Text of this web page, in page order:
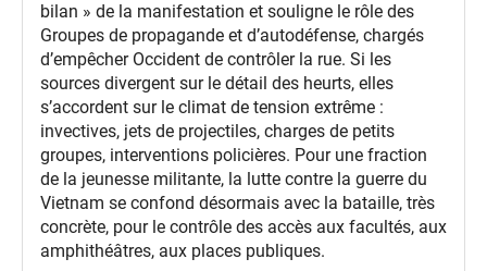
bilan » de la manifestation et souligne le rôle des
Groupes de propagande et d’autodéfense, chargés
d’empêcher Occident de contrôler la rue. Si les
sources divergent sur le détail des heurts, elles
s’accordent sur le climat de tension extrême :
invectives, jets de projectiles, charges de petits
groupes, interventions policières. Pour une fraction
de la jeunesse militante, la lutte contre la guerre du
Vietnam se confond désormais avec la bataille, très
concrète, pour le contrôle des accès aux facultés, aux
amphithéâtres, aux places publiques.